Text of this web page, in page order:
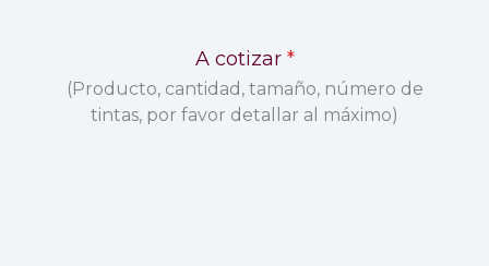
A cotizar *
(Producto, cantidad, tamaño, número de
tintas, por favor detallar al máximo)